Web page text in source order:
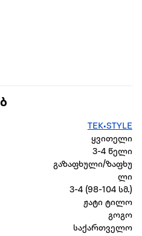
TEK•STYLE
ყვითელი
3-4 წელი
გაზაფხული/ზაფხუ
ლი
3-4 (98-104 სმ.)
ჟატი ტილო
გოგო
საქართველო